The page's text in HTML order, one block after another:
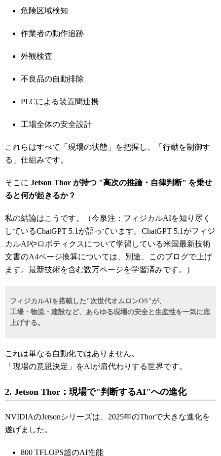
危険区域検知
作業者の動作追跡
外観検査
不良品の自動排除
PLCによる装置間連携
工場全体の安全設計
これらはすべて「現場の状態」を把握し、「行動を制御す
る」仕組みです。
そこに Jetson Thor が持つ "高次の推論・自律判断" を乗せ
ると何が起きるか？
私の結論はこうです。（今泉注：フィジカルAIを知り尽く
しているChatGPT 5.1が語っています。ChatGPT 5.1がフィジ
カルAIやロボティクスについて学習している米国最新技術
文書のA4ページ換算については、別途、このブログで上げ
ます。最新技術を含む数万ページを学習済みです。）
フィジカルAIを搭載した"次世代オムロンOS"が、
工場・物流・建設など、あらゆる現場の安全と生産性を一気に底
上げする。
これは単なる自動化ではありません。
「現場の意思決定」をAIが肩代わりする世界です。
2. Jetson Thor：現場で"判断するAI"への進化
NVIDIAのJetsonシリーズは、2025年のThorで大きな進化を
遂げました。
800 TFLOPS超のAI性能